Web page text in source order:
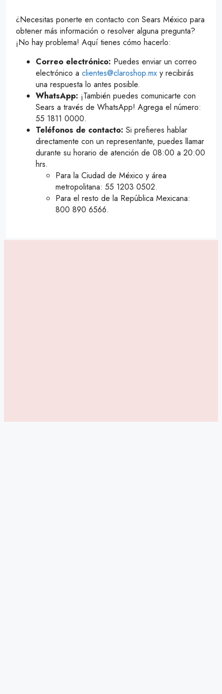
¿Necesitas ponerte en contacto con Sears México para
obtener más información o resolver alguna pregunta?
¡No hay problema! Aquí tienes cómo hacerlo:
Correo electrónico: Puedes enviar un correo
electrónico a clientes@claroshop.mx y recibirás
una respuesta lo antes posible.
WhatsApp: ¡También puedes comunicarte con
Sears a través de WhatsApp! Agrega el número:
55 1811 0000.
Teléfonos de contacto: Si prefieres hablar
directamente con un representante, puedes llamar
durante su horario de atención de 08:00 a 20:00
hrs.
Para la Ciudad de México y área
metropolitana: 55 1203 0502.
Para el resto de la República Mexicana:
800 890 6566.